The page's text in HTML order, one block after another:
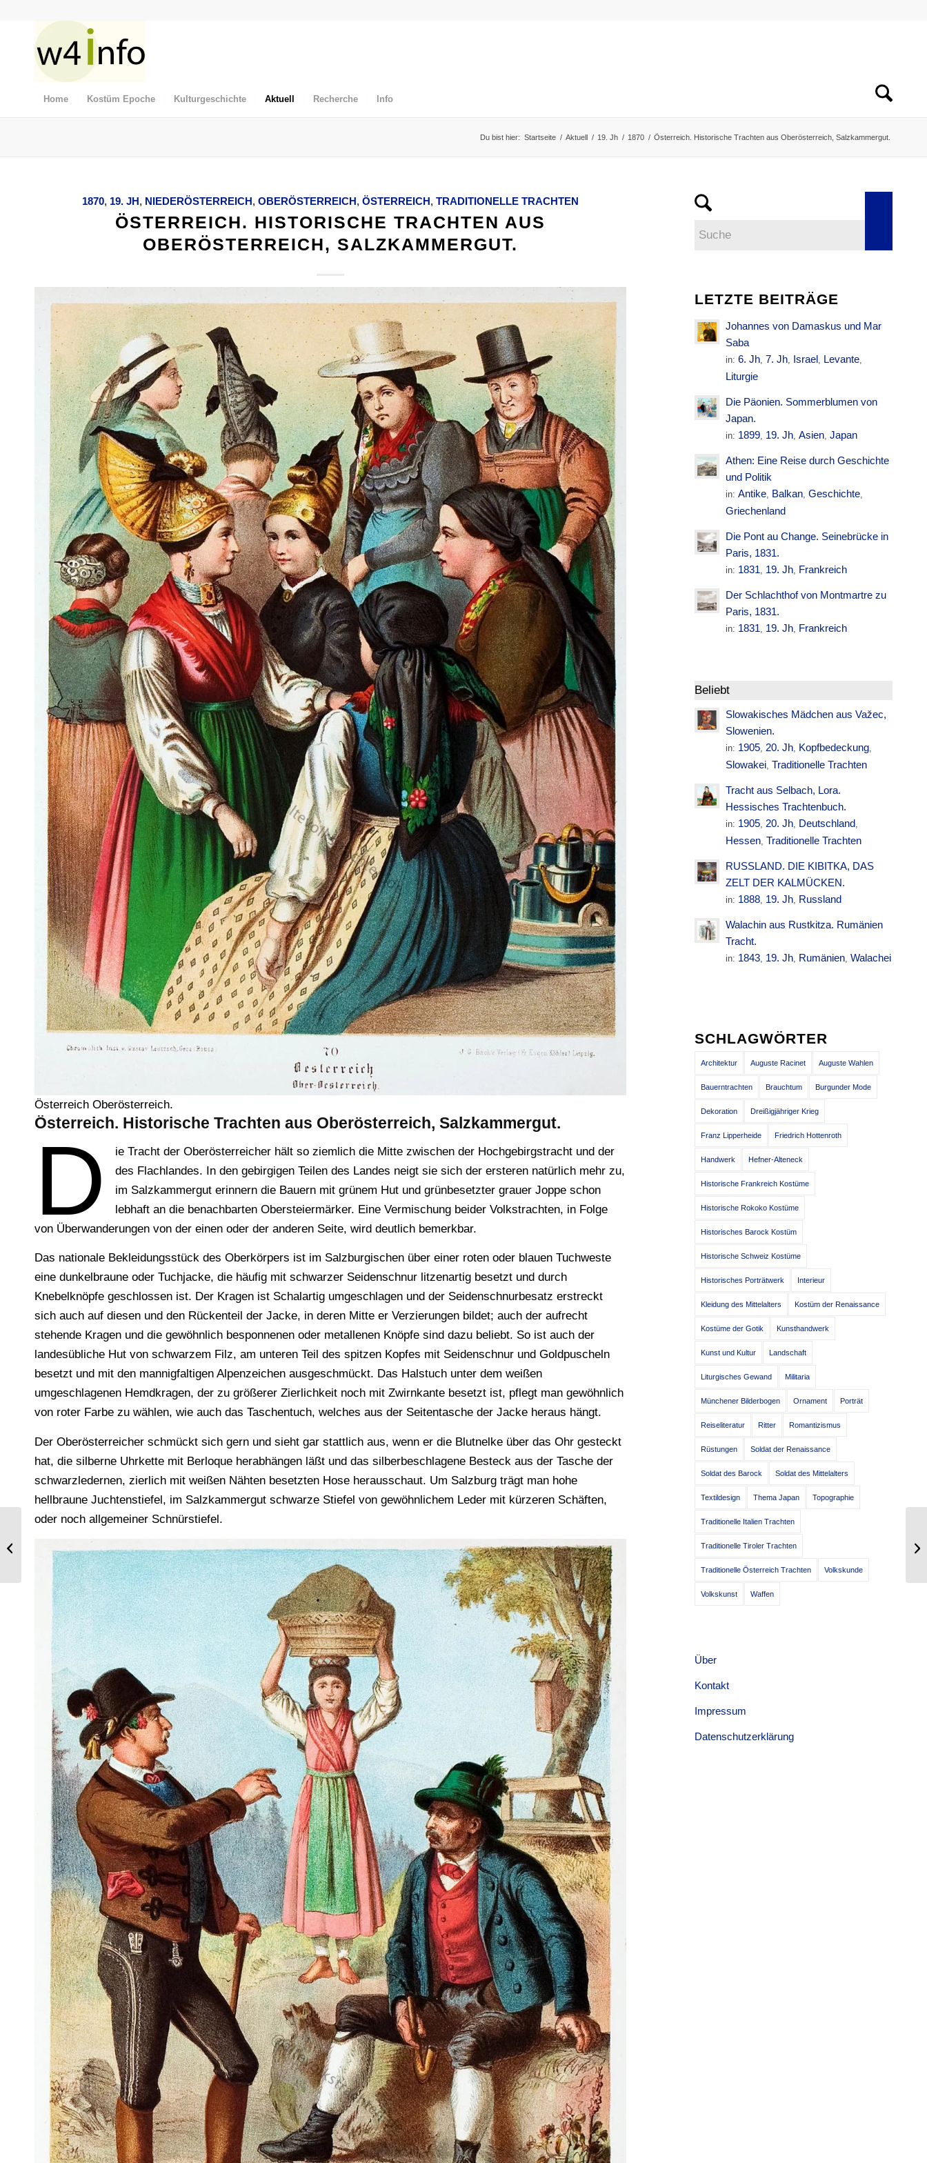
Home Kostüm Epoche Kulturgeschichte Aktuell Recherche Info
Du bist hier: Startseite / Aktuell / 19. Jh / 1870 / Österreich. Historische Trachten aus Oberösterreich, Salzkammergut.
1870, 19. JH, NIEDERÖSTERREICH,OBERÖSTERREICH,ÖSTERREICH,TRADITIONELLE TRACHTEN
ÖSTERREICH. HISTORISCHE TRACHTEN AUS
OBERÖSTERREICH, SALZKAMMERGUT.
Österreich Oberösterreich.
Österreich. Historische Trachten aus Oberösterreich, Salzkammergut.
D
ie Tracht der Oberösterreicher hält so ziemlich die Mitte zwischen der Hochgebirgstracht und der
des Flachlandes. In den gebirgigen Teilen des Landes neigt sie sich der ersteren natürlich mehr zu,
im Salzkammergut erinnern die Bauern mit grünem Hut und grünbesetzter grauer Joppe schon
lebhaft an die benachbarten Obersteiermärker. Eine Vermischung beider Volkstrachten, in Folge
von Überwanderungen von der einen oder der anderen Seite, wird deutlich bemerkbar.
Das nationale Bekleidungsstück des Oberkörpers ist im Salzburgischen über einer roten oder blauen Tuchweste
eine dunkelbraune oder Tuchjacke, die häufig mit schwarzer Seidenschnur litzenartig besetzt und durch
Knebelknöpfe geschlossen ist. Der Kragen ist Schalartig umgeschlagen und der Seidenschnurbesatz erstreckt
sich auch auf diesen und den Rückenteil der Jacke, in deren Mitte er Verzierungen bildet; auch der aufrecht
stehende Kragen und die gewöhnlich besponnenen oder metallenen Knöpfe sind dazu beliebt. So ist auch der
landesübliche Hut von schwarzem Filz, am unteren Teil des spitzen Kopfes mit Seidenschnur und Goldpuscheln
besetzt und mit den mannigfaltigen Alpenzeichen ausgeschmückt. Das Halstuch unter dem weißen
umgeschlagenen Hemdkragen, der zu größerer Zierlichkeit noch mit Zwirnkante besetzt ist, pflegt man gewöhnlich
von roter Farbe zu wählen, wie auch das Taschentuch, welches aus der Seitentasche der Jacke heraus hängt.
Der Oberösterreicher schmückt sich gern und sieht gar stattlich aus, wenn er die Blutnelke über das Ohr gesteckt
hat, die silberne Uhrkette mit Berloque herabhängen läßt und das silberbeschlagene Besteck aus der Tasche der
schwarzledernen, zierlich mit weißen Nähten besetzten Hose herausschaut. Um Salzburg trägt man hohe
hellbraune Juchtenstiefel, im Salzkammergut schwarze Stiefel von gewöhnlichem Leder mit kürzeren Schäften,
oder noch allgemeiner Schnürstiefel.
LETZTE BEITRÄGE
Johannes von Damaskus und Mar
Saba
in:6. Jh, 7. Jh, Israel, Levante,
Liturgie
Die Päonien. Sommerblumen von
Japan.
in: 1899, 19. Jh,Asien,Japan
Athen: Eine Reise durch Geschichte
und Politik
in:Antike, Balkan,Geschichte,
Griechenland
Die Pont au Change. Seinebrücke in
Paris, 1831.
in: 1831, 19. Jh, Frankreich
Der Schlachthof von Montmartre zu
Paris, 1831.
in: 1831, 19. Jh, Frankreich
Beliebt
Slowakisches Mädchen aus Važec,
Slowenien.
in: 1905,20. Jh, Kopfbedeckung,
Slowakei, Traditionelle Trachten
Tracht aus Selbach, Lora.
Hessisches Trachtenbuch.
in: 1905,20. Jh, Deutschland,
Hessen, Traditionelle Trachten
RUSSLAND. DIE KIBITKA, DAS
ZELT DER KALMÜCKEN.
in: 1888, 19. Jh, Russland
Walachin aus Rustkitza. Rumänien
Tracht.
in: 1843, 19. Jh, Rumänien,Walachei
SCHLAGWÖRTER
Architektur Auguste Racinet Auguste Wahlen
Bauerntrachten Brauchtum Burgunder Mode
Dekoration Dreißigjähriger Krieg
Franz Lipperheide Friedrich Hottenroth
Handwerk Hefner-Alteneck
Historische Frankreich Kostüme
Historische Rokoko Kostüme
Historisches Barock Kostüm
Historische Schweiz Kostüme
Historisches Porträtwerk Interieur
Kleidung des Mittelalters Kostüm der Renaissance
Kostüme der Gotik Kunsthandwerk
Kunst und Kultur Landschaft
Liturgisches Gewand Militaria
Münchener Bilderbogen Ornament Porträt
Reiseliteratur Ritter Romantizismus
Rüstungen Soldat der Renaissance
Soldat des Barock Soldat des Mittelalters
Textildesign Thema Japan Topographie
Traditionelle Italien Trachten
Traditionelle Tiroler Trachten
Traditionelle Österreich Trachten Volkskunde
Volkskunst Waffen
Über
Kontakt
Impressum
Datenschutzerklärung
Dame im Pariser Strassenkostüm.
Frankreich 1823-1824.